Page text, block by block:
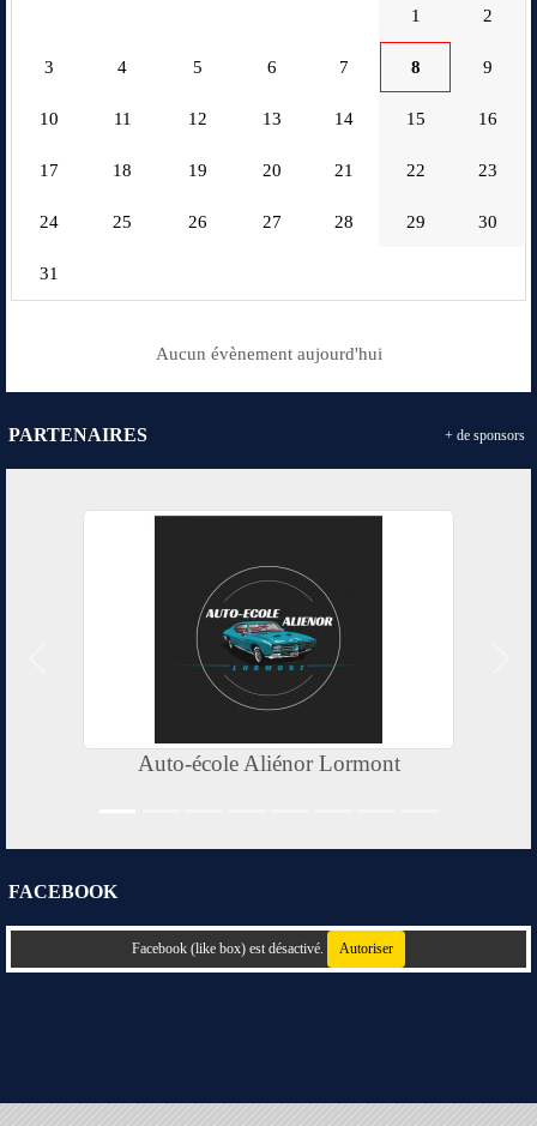
1 2
3 4 5 6 7 8 9
10 11 12 13 14 15 16
17 18 19 20 21 22 23
24 25 26 27 28 29 30
31
Aucun évènement aujourd'hui
PARTENAIRES
Auto-école Aliénor Lormont
+ de sponsors
FACEBOOK
Facebook (like box) est désactivé. Autoriser